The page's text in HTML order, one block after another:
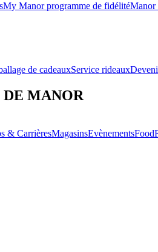
My Manor programme de fidélitéManor
de cadeauxService rideaux
DE MANOR
& CarrièresMagasinsEvènementsFood